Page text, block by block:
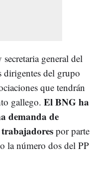
general del
dirigentes del grupo
que tendrán
gallego. El BNG ha
demanda de
por parte
la número dos del PP